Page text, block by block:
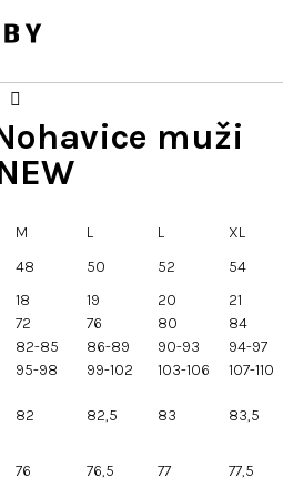
muži
M L L
XL
48 50 52
54
18 19 20
21
72 76 80
84
82-85 86-89 90-93
94-97
95-98 99-102 103-106
107-110
82 82,5 83 83,5
76 76,5 77
77,5